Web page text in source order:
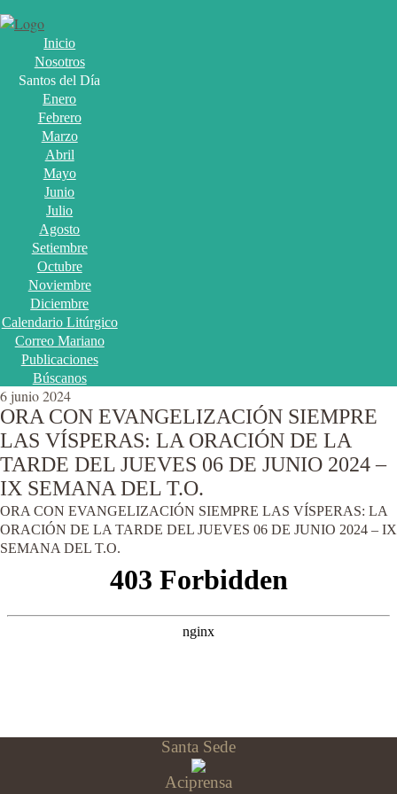
Inicio
Nosotros
Santos del Día
Enero
Febrero
Marzo
Abril
Mayo
Junio
Julio
Agosto
Setiembre
Octubre
Noviembre
Diciembre
Calendario Litúrgico
Correo Mariano
Publicaciones
Búscanos
6 junio 2024
ORA CON EVANGELIZACIÓN SIEMPRE
LAS VÍSPERAS: LA ORACIÓN DE LA
TARDE DEL JUEVES 06 DE JUNIO 2024 –
IX SEMANA DEL T.O.
ORA CON EVANGELIZACIÓN SIEMPRE LAS VÍSPERAS: LA
ORACIÓN DE LA TARDE DEL JUEVES 06 DE JUNIO 2024 – IX
SEMANA DEL T.O.
Santa Sede
Aciprensa